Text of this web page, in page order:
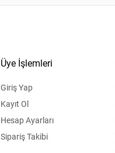
Üye İşlemleri
Giriş Yap
Kayıt Ol
Hesap Ayarları
Sipariş Takibi